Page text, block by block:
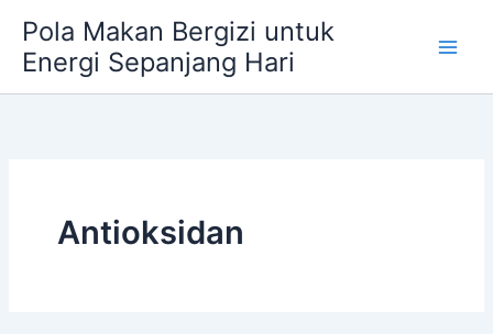
content
Pola Makan Bergizi untuk
Energi Sepanjang Hari
Antioksidan